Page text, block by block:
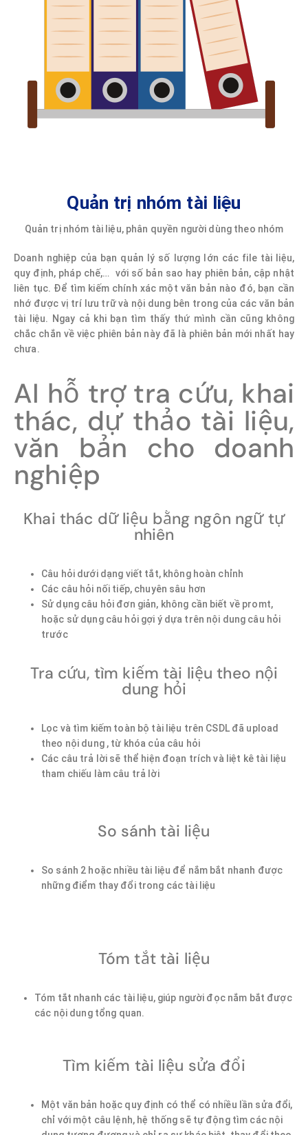
Quản trị nhóm tài liệu
Quản trị nhóm tài liệu, phân quyền người dùng theo nhóm
Doanh nghiệp của bạn quản lý số lượng lớn các file tài liệu,
quy định, pháp chế,… với số bản sao hay phiên bản, cập nhật
liên tục. Để tìm kiếm chính xác một văn bản nào đó, bạn cần
nhớ được vị trí lưu trữ và nội dung bên trong của các văn bản
tài liệu. Ngay cả khi bạn tìm thấy thứ mình cần cũng không
chắc chắn về việc phiên bản này đã là phiên bản mới nhất hay
chưa.
AI hỗ trợ tra cứu, khai
thác, dự thảo tài liệu,
văn bản cho doanh
nghiệp
Khai thác dữ liệu bằng ngôn ngữ tự
nhiên​
Câu hỏi dưới dạng viết tắt, không hoàn chỉnh
Các câu hỏi nối tiếp, chuyên sâu hơn
Sử dụng câu hỏi đơn giản, không cần biết về promt,
hoặc sử dụng câu hỏi gợi ý dựa trên nội dung câu hỏi
trước
Tra cứu, tìm kiếm tài liệu theo nội
dung hỏi
Lọc và tìm kiếm toàn bộ tài liệu trên CSDL đã upload
theo nội dung , từ khóa của câu hỏi
Các câu trả lời sẽ thể hiện đoạn trích và liệt kê tài liệu
tham chiếu làm câu trả lời
So sánh tài liệu
So sánh 2 hoặc nhiều tài liệu để nắm bắt nhanh được
những điểm thay đổi trong các tài liệu
Tóm tắt tài liệu
Tóm tắt nhanh các tài liệu, giúp người đọc nắm bắt được
các nội dung tổng quan.
Tìm kiếm tài liệu sửa đổi
Một văn bản hoặc quy định có thể có nhiều lần sửa đổi,
chỉ với một câu lệnh, hệ thống sẽ tự động tìm các nội